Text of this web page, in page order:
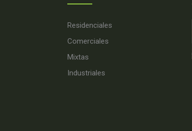
Residenciales
Comerciales
Mixtas
Industriales